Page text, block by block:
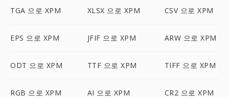
TGA 으로 XPM XLSX 으로 XPM CSV 으로 XPM
EPS 으로 XPM JFIF 으로 XPM ARW 으로 XPM
ODT 으로 XPM TTF 으로 XPM TIFF 으로 XPM
RGB 으로 XPM AI 으로 XPM CR2 으로 XPM